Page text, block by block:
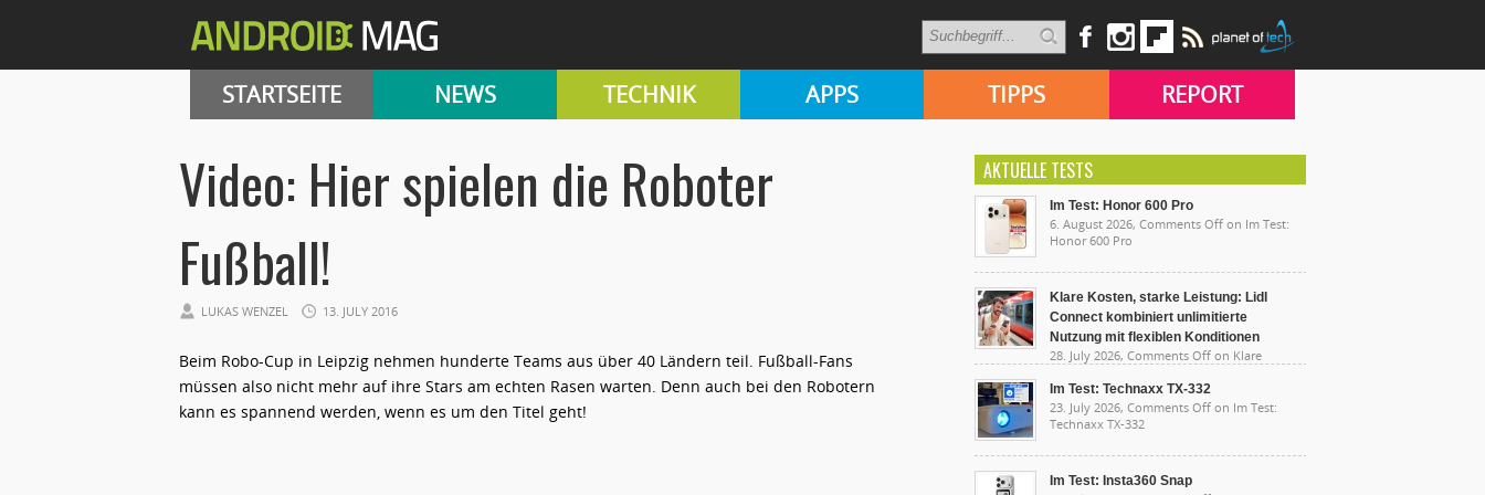
STARTSEITE NEWS TECHNIK APPS TIPPS REPORT
Video: Hier spielen die Roboter
Fußball!
LUKAS WENZEL 13. JULY 2016
Beim Robo-Cup in Leipzig nehmen hunderte Teams aus über 40 Ländern teil. Fußball-Fans
müssen also nicht mehr auf ihre Stars am echten Rasen warten. Denn auch bei den Robotern
kann es spannend werden, wenn es um den Titel geht!
AKTUELLE TESTS
Im Test: Honor 600 Pro
6. August 2026, Comments Off on Im Test:
Honor 600 Pro
Klare Kosten, starke Leistung: Lidl
Connect kombiniert unlimitierte
Nutzung mit flexiblen Konditionen
28. July 2026, Comments Off on Klare
unlimitierte Nutzung mit flexiblen Konditionen
Im Test: Technaxx TX-332
23. July 2026, Comments Off on Im Test:
Technaxx TX-332
Im Test: Insta360 Snap